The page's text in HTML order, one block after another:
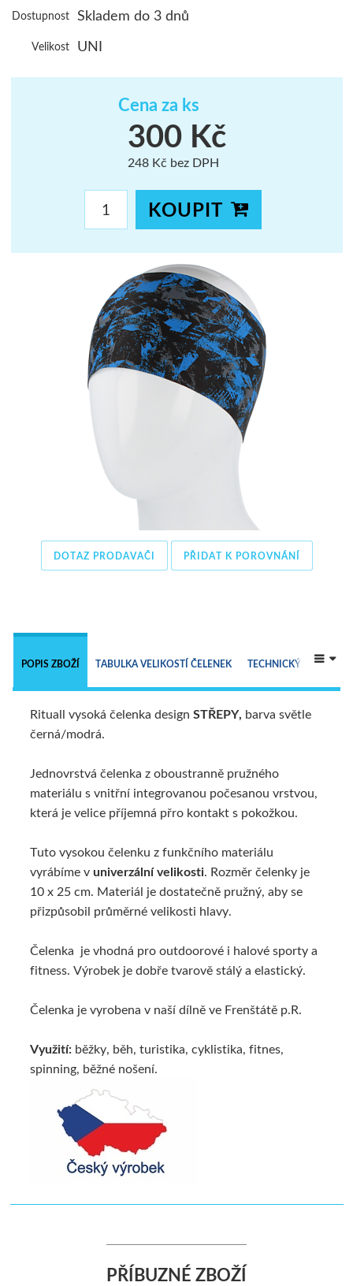
Dostupnost Skladem do 3 dnů
Velikost UNI
Cena za ks
300 Kč
248 Kč bez DPH
KOUPIT
DOTAZ PRODAVAČI PŘIDAT K POROVNÁNÍ
 
POPIS ZBOŽÍ TABULKA VELIKOSTÍ ČELENEK TECHNICKÝ POPIS
ALTERNATIVNÍ ZBOŽÍ
Rituall vysoká čelenka design STŘEPY, barva světle
černá/modrá.
Jednovrstvá čelenka z oboustranně pružného
materiálu s vnitřní integrovanou počesanou vrstvou,
která je velice příjemná přro kontakt s pokožkou.
Tuto vysokou čelenku z funkčního materiálu
vyrábíme v univerzální velikosti . Rozměr čelenky je
10 x 25 cm. Materiál je dostatečně pružný, aby se
přizpůsobil průměrné velikosti hlavy.
Čelenka je vhodná pro outdoorové i halové sporty a
fitness. Výrobek je dobře tvarově stálý a elastický.
Čelenka je vyrobena v naší dílně ve Frenštátě p.R.
Využití: běžky, běh, turistika, cyklistika, fitnes,
spinning, běžné nošení.
PŘÍBUZNÉ ZBOŽÍ